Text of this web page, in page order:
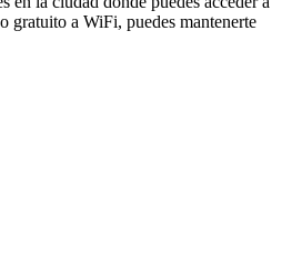
gratuito a WiFi, puedes mantenerte